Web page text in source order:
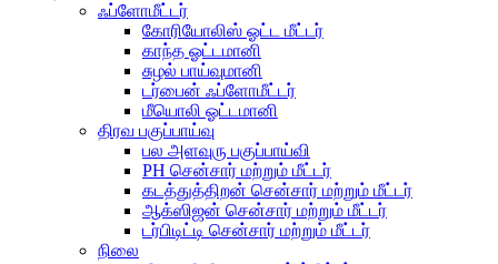
ஃப்ளோமீட்டர்
கோரியோலிஸ் ஓட்ட மீட்டர்
காந்த ஓட்டமானி
சுழல் பாய்வுமானி
டர்பைன் ஃப்ளோமீட்டர்
மீயொலி ஓட்டமானி
திரவ பகுப்பாய்வு
பல அளவுரு பகுப்பாய்வி
PH சென்சார் மற்றும் மீட்டர்
கடத்துத்திறன் சென்சார் மற்றும் மீட்டர்
ஆக்ஸிஜன் சென்சார் மற்றும் மீட்டர்
டர்பிடிட்டி சென்சார் மற்றும் மீட்டர்
நிலை